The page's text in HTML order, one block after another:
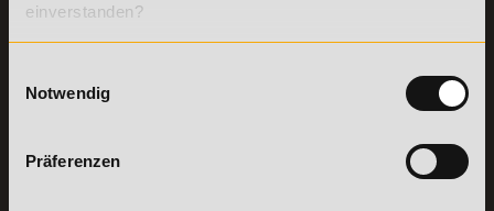
einverstanden?
Notwendig
Präferenzen
Academy of Sports GmbH
Willy-Brandt-Platz 2
Aus dem Ausland:
+49 (0) 7191 - 229 87 – 99
Montag bis Donnerstag: 8:00 - 19:00 Uhr
Bring a Friend
der Academy of